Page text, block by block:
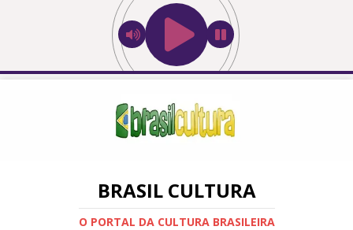
BRASIL CULTURA
O PORTAL DA CULTURA BRASILEIRA